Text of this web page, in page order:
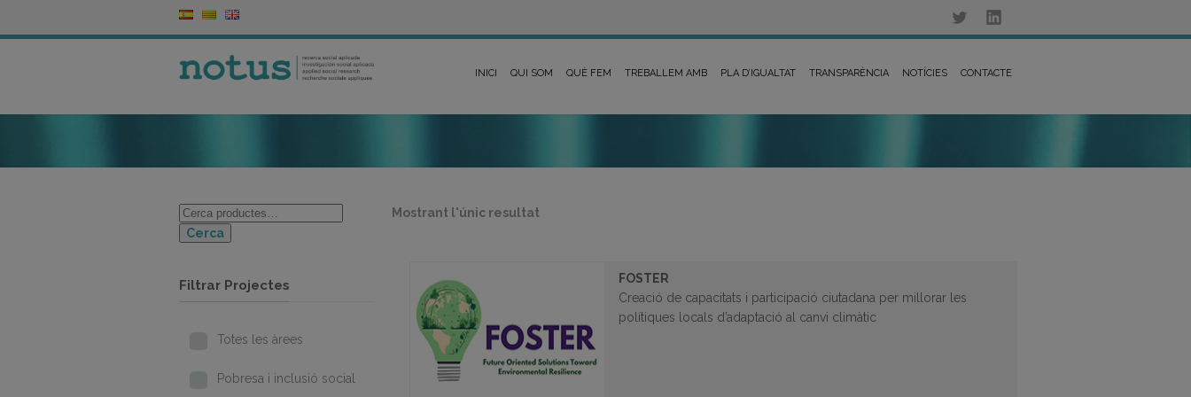
INICI QUI SOM QUÈ FEM TREBALLEM AMB PLA D’IGUALTAT TRANSPARÈNCIA NOTÍCIES CONTACTE
Mostrant l'únic resultat
FOSTER
Creació de capacitats i participació ciutadana per millorar les
polítiques locals d’adaptació al canvi climàtic
Cerca
Filtrar Projectes
Totes les àrees
Pobresa i inclusió social